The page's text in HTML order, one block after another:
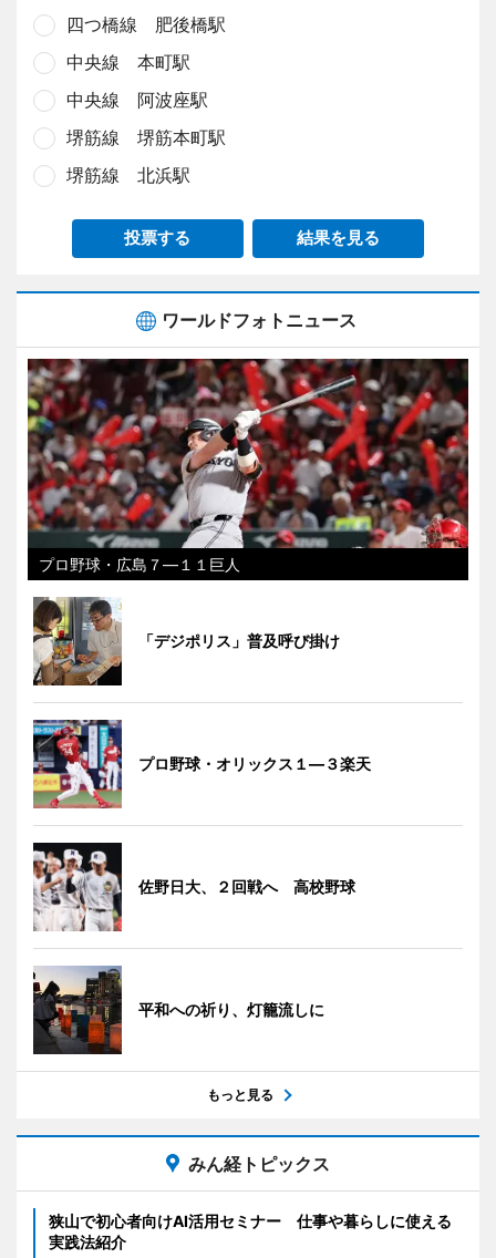
四つ橋線 肥後橋駅
中央線 本町駅
中央線 阿波座駅
堺筋線 堺筋本町駅
堺筋線 北浜駅
投票する 結果を見る
ワールドフォトニュース
プロ野球・広島７―１１巨人
「デジポリス」普及呼び掛け
プロ野球・オリックス１―３楽天
佐野日大、２回戦へ 高校野球
平和への祈り、灯籠流しに
もっと見る
みん経トピックス
狭山で初心者向けAI活用セミナー 仕事や暮らしに使える
実践法紹介